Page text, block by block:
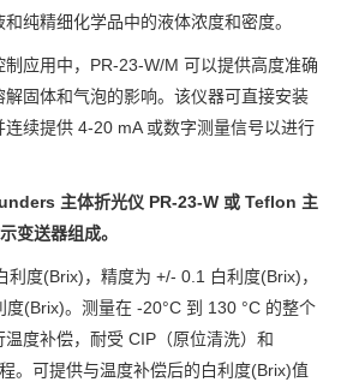
纯精细化学品中的液体浓度和密度。
应用中，PR-23-W/M 可以提供高度准确
固体和气泡的影响。该仪器可直接安装
续提供 4-20 mA 或数字测量信号以进行
主体折光仪 PR-23-W 或 Teflon 主
变送器组成。
度(Brix)，精度为 +/- 0.1 白利度(Brix)，
(Brix)。测量在 -20°C 到 130 °C 的整个
度补偿，耐受 CIP（原位清洗）和
。可提供与温度补偿后的白利度(Brix)值